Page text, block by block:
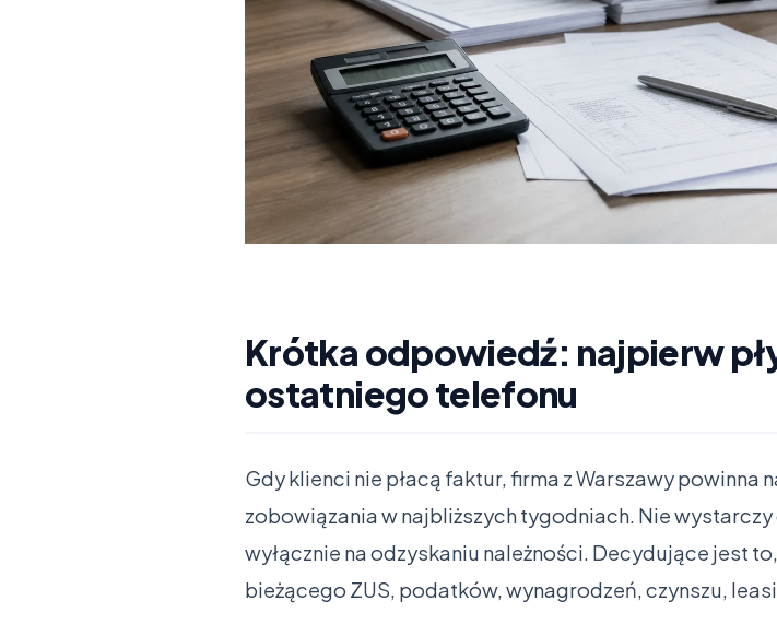
Krótka odpowiedź: najpierw
ostatniego telefonu
Gdy klienci nie płacą faktur, firma z Warszawy powinna
zobowiązania w najbliższych tygodniach. Nie
wyłącznie na odzyskaniu należności. Decydujące jest
bieżącego ZUS, podatków, wynagrodzeń, czynszu,